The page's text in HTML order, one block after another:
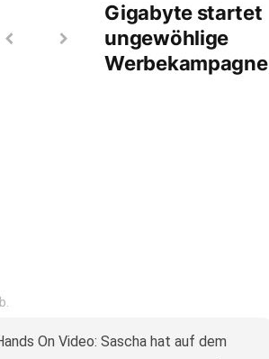
Gigabyte startet
ungewöhlige
Werbekampagne
On Video: Sascha hat auf dem